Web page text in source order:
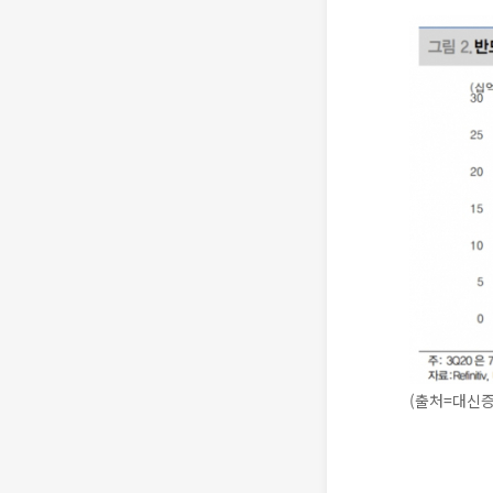
(출처=대신